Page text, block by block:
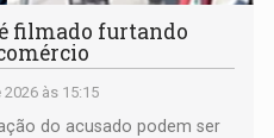
é filmado furtando
às 15:15
do acusado podem ser